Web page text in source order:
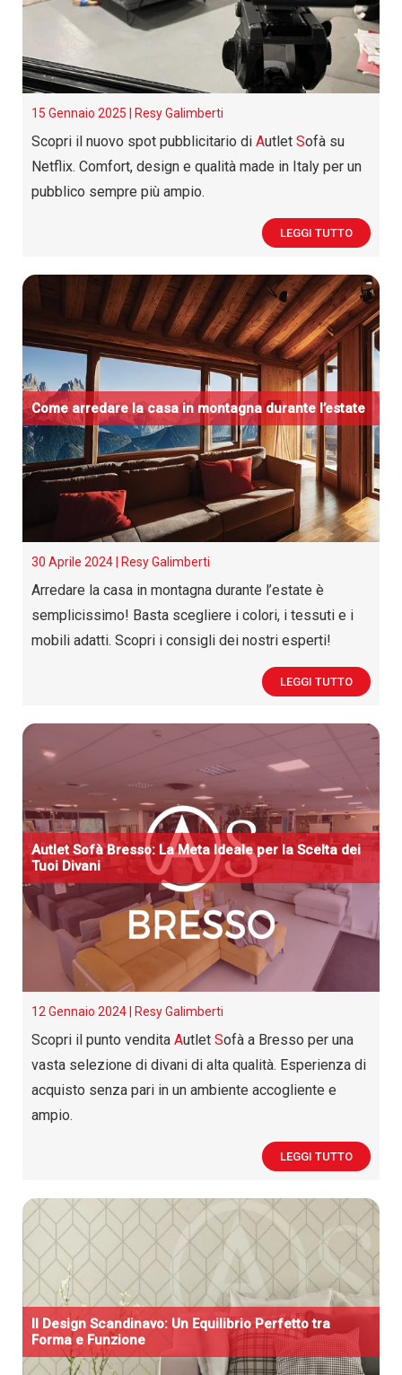
15 Gennaio 2025 | Resy Galimberti
Scopri il nuovo spot pubblicitario di Autlet Sofà su
Netflix. Comfort, design e qualità made in Italy per un
pubblico sempre più ampio.
LEGGI TUTTO
Come arredare la casa in montagna durante l’estate
30 Aprile 2024 | Resy Galimberti
Arredare la casa in montagna durante l’estate è
semplicissimo! Basta scegliere i colori, i tessuti e i
mobili adatti. Scopri i consigli dei nostri esperti!
LEGGI TUTTO
Autlet Sofà Bresso: La Meta Ideale per la Scelta dei
Tuoi Divani
12 Gennaio 2024 | Resy Galimberti
Scopri il punto vendita Autlet Sofà a Bresso per una
vasta selezione di divani di alta qualità. Esperienza di
acquisto senza pari in un ambiente accogliente e
ampio.
LEGGI TUTTO
Il Design Scandinavo: Un Equilibrio Perfetto tra
Forma e Funzione